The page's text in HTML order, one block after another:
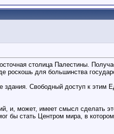
столица Палестины.
роскошь для большинства
Свободный доступ к
и, может, имеет смысл сделать
бы стать Центром мира, в